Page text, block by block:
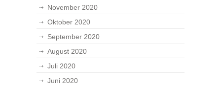
November 2020
Oktober 2020
September 2020
August 2020
Juli 2020
Juni 2020